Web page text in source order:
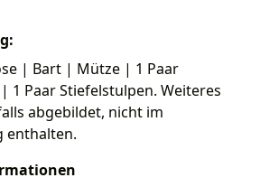
| Bart | Mütze | 1 Paar
1 Paar Stiefelstulpen. Weiteres
abgebildet, nicht im
enthalten.